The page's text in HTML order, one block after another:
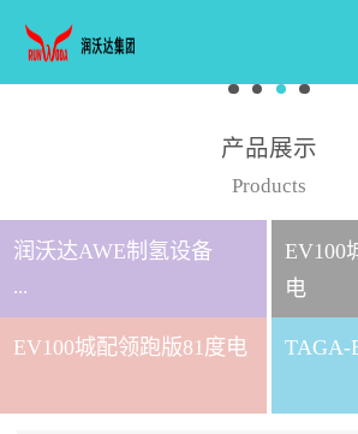
产品展示
Products
润沃达AWE制氢设备
...
司成立于2021年7月，注册
EV100
电
EV100城配领跑版81度电 TAGA-